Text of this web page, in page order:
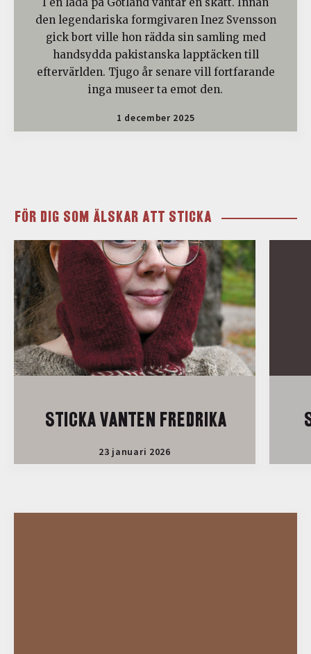
den legendariska formgivaren Inez Svensson
gick bort ville hon rädda sin samling med
handsydda pakistanska lapptäcken till
eftervärlden. Tjugo år senare vill fortfarande
inga museer ta emot den.
1 december 2025
FÖR DIG SOM ÄLSKAR ATT STICKA
STICKA VANTEN FREDRIKA
23 januari 2026